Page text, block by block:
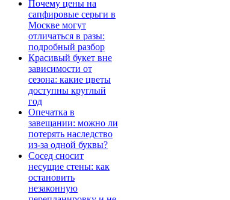
Почему цены на
сапфировые серьги в
Москве могут
отличаться в разы:
подробный разбор
Красивый букет вне
зависимости от
сезона: какие цветы
доступны круглый
год
Опечатка в
завещании: можно ли
потерять наследство
из-за одной буквы?
Сосед сносит
несущие стены: как
остановить
незаконную